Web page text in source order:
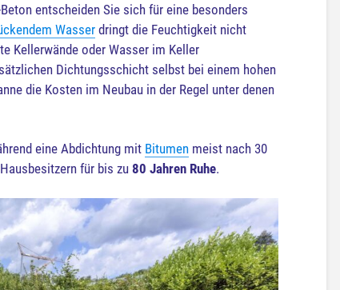
entscheiden Sie sich für eine besonders
Wasserdringt die Feuchtigkeit nicht
Kellerwände oder Wasser im Keller
Dichtungsschicht selbst bei einem hohen
die Kosten im Neubau in der Regel unter denen
eine Abdichtung mit Bitumen meist nach 30
für bis zu 80 Jahren Ruhe.